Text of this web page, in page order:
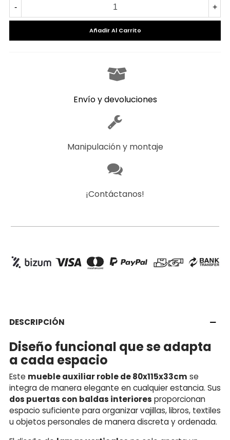
- +
Añadir Al Carrito
Envío y devoluciones
Manipulación y montaje
¡Contáctanos!
DESCRIPCIÓN
Diseño funcional que se adapta
a cada espacio
Este mueble auxiliar roble de 80x115x33cm se
integra de manera elegante en cualquier estancia. Sus
dos puertas con baldas interiores proporcionan
espacio suficiente para organizar vajillas, libros, textiles
u objetos personales de manera discreta y ordenada.